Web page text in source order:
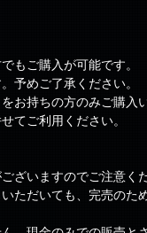
もご購入が可能です。
予めご了承ください。
お持ちの方のみご購入
てご利用ください。
ざいますのでご注意くだ
ただいても、完売のた